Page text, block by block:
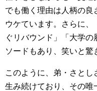
でも働く理由は人柄の良
ウケています。さらに
ぐリバウンド」「大学
ソードもあり、笑いと驚
このように、弟・さと
生み続けており、その唯